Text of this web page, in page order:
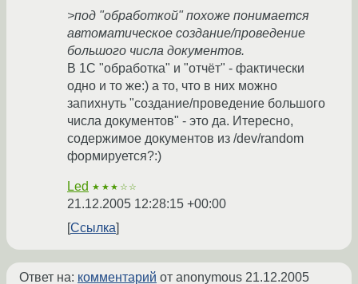
>под "обработкой" похоже понимается
автоматическое создание/проведение
большого числа документов.
В 1С "обработка" и "отчёт" - фактически
одно и то же:) а то, что в них можно
запихнуть "создание/проведение большого
числа документов" - это да. Итересно,
содержимое документов из /dev/random
формируется?:)
Led ★★★☆☆
21.12.2005 12:28:15 +00:00
Ссылка
Ответ на: комментарий от anonymous 21.12.2005